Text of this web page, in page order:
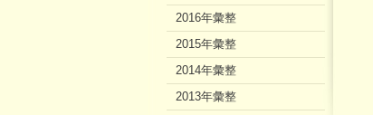
2016年彙整
2015年彙整
2014年彙整
2013年彙整